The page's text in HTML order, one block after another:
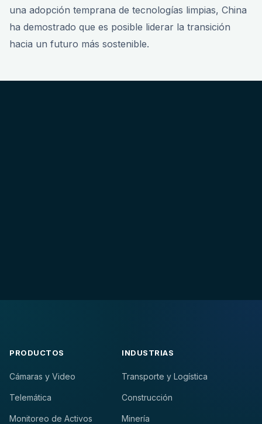
una adopción temprana de tecnologías limpias, China
ha demostrado que es posible liderar la transición
hacia un futuro más sostenible.
PRODUCTOS
Cámaras y Video
Telemática
Monitoreo de Activos
INDUSTRIAS
Transporte y Logística
Construcción
Minería